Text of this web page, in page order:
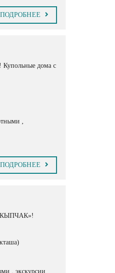
ПОДРОБНЕЕ
Купольные дома с
,
ПОДРОБНЕЕ
«КЫПЧАК»!
, экскурсии